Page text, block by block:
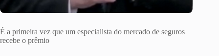
É a primeira vez que um especialista do mercado de seguros
recebe o prêmio